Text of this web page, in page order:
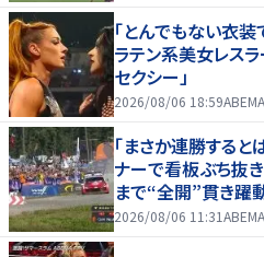
「とんでもない衣
ラテン系美女レス
セクシー」
2026/08/06 18:59ABEMA
「まさか連勝すると
ナーで看板ぶち抜
まで“全開”貫き躍
2026/08/06 11:31ABEMA